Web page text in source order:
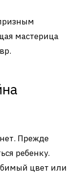
мастерица
Прежде
ребенку.
цвет или